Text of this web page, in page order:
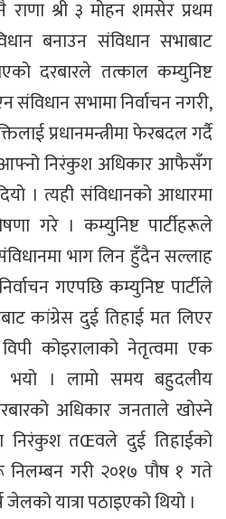
राणा श्री ३ मोहन शमसेर प्रथम
बनाउन संविधान सभाबाट
दरबारले तत्काल कम्युनिष्ट
संविधान सभामा निर्वाचन नगरी,
प्रधानमन्त्रीमा फेरबदल गर्दै
आफ्नो निरंकुश अधिकार आफैसँग
। त्यही संविधानको आधारमा
गरे । कम्युनिष्ट पार्टीहरूले
भाग लिन हुँदैन सल्लाह
गएपछि कम्युनिष्ट पार्टीले
कांग्रेस दुई तिहाई मत लिएर
कोइरालाको नेतृत्वमा एक
भयो । लामो समय बहुदलीय
अधिकार जनताले खोस्ने
निरंकुश तŒवले दुई तिहाईको
निलम्बन गरी २०१७ पौष १ गते
यात्रा पठाइएको थियो ।